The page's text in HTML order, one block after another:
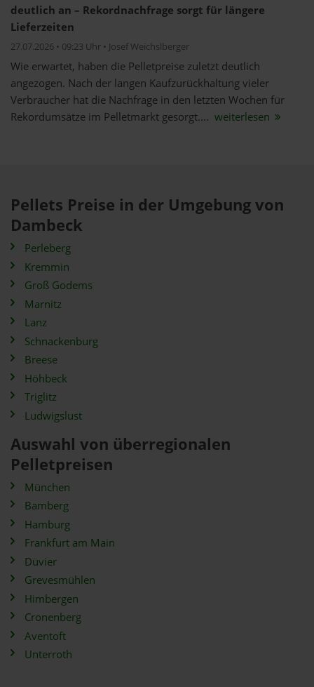
deutlich an – Rekordnachfrage sorgt für längere
Lieferzeiten
27.07.2026 • 09:23 Uhr • Josef Weichslberger
Wie erwartet, haben die Pelletpreise zuletzt deutlich
angezogen. Nach der langen Kaufzurückhaltung vieler
Verbraucher hat die Nachfrage in den letzten Wochen für
Rekordumsätze im Pelletmarkt gesorgt.... weiterlesen
Pellets Preise in der Umgebung von
Dambeck
Perleberg
Kremmin
Groß Godems
Marnitz
Lanz
Schnackenburg
Breese
Höhbeck
Triglitz
Ludwigslust
Auswahl von überregionalen
Pelletpreisen
München
Bamberg
Hamburg
Frankfurt am Main
Düvier
Grevesmühlen
Himbergen
Cronenberg
Aventoft
Unterroth